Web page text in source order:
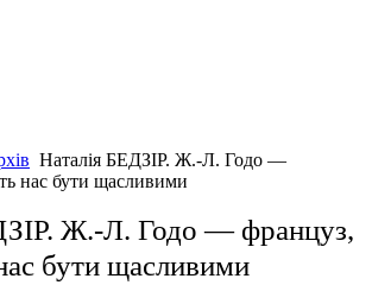
Наталія БЕДЗІР. Ж.-Л. Годо —
нас бути щасливими
Ж.-Л. Годо — француз,
бути щасливими